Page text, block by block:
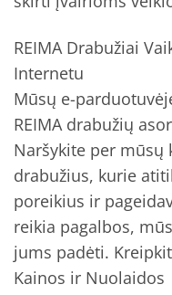
REIMA Drabužiai
Internetu
Mūsų e-
REIMA drabužių
Naršykite per mūsų
drabužius, kurie
poreikius ir
reikia pagalbos,
jums padėti.
Kainos ir Nuolaidos